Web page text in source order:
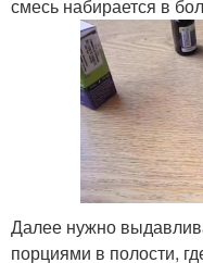
смесь набирается в
Далее нужно
порциями в полости,